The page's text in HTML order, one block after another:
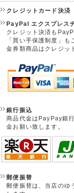
クレジットカード決済
PayPal エクスプレス
クレジット決済も
「買い手保護制度」も
金券類商品はクレジッ
銀行振込
商品代金はPayPay銀
金お願い致します。
郵便振替
郵便振替は、当店のゆ